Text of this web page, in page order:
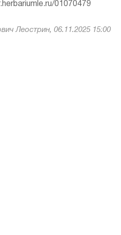
01070479
Леострин, 06.11.2025 15:00